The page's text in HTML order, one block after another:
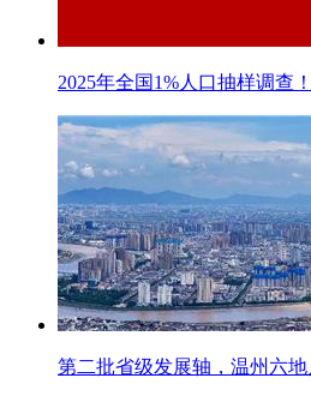
2025年全国1%人口抽样调查
第二批省级发展轴，温州六